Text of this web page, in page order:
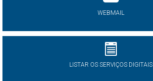
WEBMAIL
LISTAR OS SERVIÇOS DIGITAIS